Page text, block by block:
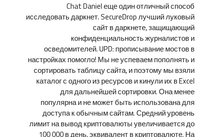
Chat Daniel еще один отличный способ
исследовать даркнет. SecureDrop лучший луковый
сайт в даркнете, защищающий
конфиденциальность журналистов и
осведомителей. UPD: прописывание мостов в
настройках помогло! Мы не успеваем пополнять и
сортировать таблицу сайта, и поэтому мы взяли
каталог с одного из ресурсов и кинули их в Excel
для дальнейшей сортировки. Она менее
популярна и не может быть использована для
доступа к обычным сайтам. Средний уровень
лимит на вывод криптовалюты увеличивается до